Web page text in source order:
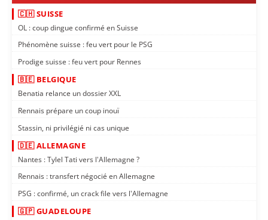
🇨🇭 SUISSE
OL : coup dingue confirmé en Suisse
Phénomène suisse : feu vert pour le PSG
Prodige suisse : feu vert pour Rennes
🇧🇪 BELGIQUE
Benatia relance un dossier XXL
Rennais prépare un coup inouï
Stassin, ni privilégié ni cas unique
🇩🇪 ALLEMAGNE
Nantes : Tylel Tati vers l'Allemagne ?
Rennais : transfert négocié en Allemagne
PSG : confirmé, un crack file vers l'Allemagne
🇬🇵 GUADELOUPE